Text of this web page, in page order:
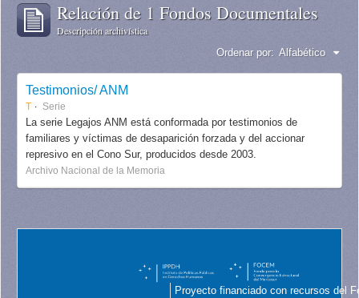
Relación de 1 Fondos Documentales
Descripción archivística
Ordenar por: Alfabético
Testimonios/ ANM
T Serie
La serie Legajos ANM está conformada por testimonios de
familiares y víctimas de desaparición forzada y del accionar
represivo en el Cono Sur, producidos desde 2003.
Archivo Nacional de la Memoria
Proyecto financiado con recursos del